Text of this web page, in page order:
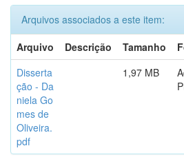
Arquivos associados a este item:
Arquivo
Descrição Tamanho
Disserta
ção - Da
niela Go
mes de
Oliveira.
pdf
1,97 MB